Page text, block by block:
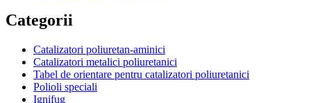
Categorii
Catalizatori poliuretan-aminici
Catalizatori metalici poliuretanici
Tabel de orientare pentru catalizatori poliuretanici
Polioli speciali
Ignifug